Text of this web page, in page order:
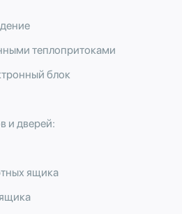
теплопритоками
блок
и дверей:
ящика